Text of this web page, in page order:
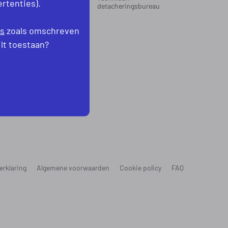
detacheringsbureau
Algemene voorwaarden Cookie policy FAQ
zoals omschreven
toestaan?